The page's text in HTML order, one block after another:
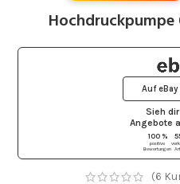
Hochdruckpumpe
Sieh
Angebote
100 %
positive
Bewertungen
Auf
(6